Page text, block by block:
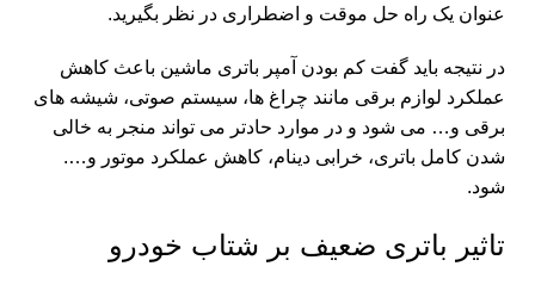
عنوان یک راه حل موقت و اضطراری در نظر بگیرید.
در نتیجه باید گفت کم بودن آمپر باتری ماشین باعث کاهش
عملکرد لوازم برقی مانند چراغ ها، سیستم صوتی، شیشه های
برقی و… می شود و در موارد حادتر می تواند منجر به خالی
شدن کامل باتری، خرابی دینام، کاهش عملکرد موتور و….
شود.
تاثیر باتری ضعیف بر شتاب خودرو